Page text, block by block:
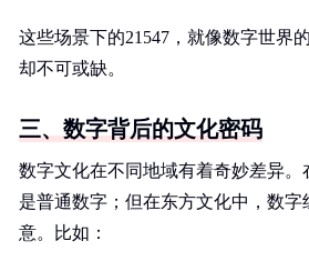
这些场景下的21547，就像数字世界
却不可或缺。
三、数字背后的文化密码
数字文化在不同地域有着奇妙差异。
是普通数字；但在东方文化中，数字
意。比如：